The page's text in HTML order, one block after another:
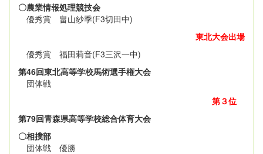
〇農業情報処理競技会
優秀賞 畠山紗季(F3切田中)
東北大会出場
優秀賞 福田莉音(F3三沢一中)
第46回東北高等学校馬術選手権大会
団体戦
第３位
第79回青森県高等学校総合体育大会
〇相撲部
団体戦 優勝